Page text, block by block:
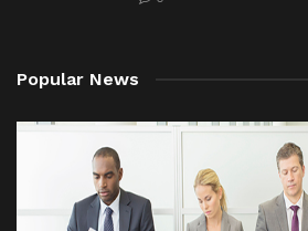
Popular News